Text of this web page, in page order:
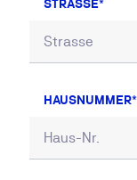
STRASSE
HAUSNUMMER